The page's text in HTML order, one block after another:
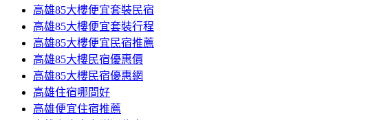
高雄85大樓便宜套裝民宿
高雄85大樓便宜套裝行程
高雄85大樓便宜民宿推薦
高雄85大樓民宿優惠價
高雄85大樓民宿優惠網
高雄住宿哪間好
高雄便宜住宿推薦